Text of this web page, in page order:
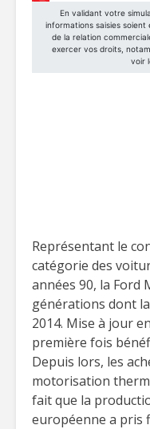
Représentant le
catégorie des
années 90, la Ford
générations dont
2014. Mise à jour
première fois
Depuis lors, les
motorisation
fait que la
européenne a pris